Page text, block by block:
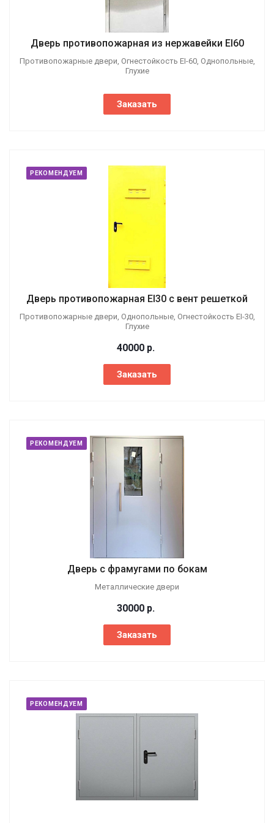
Дверь противопожарная из нержавейки EI60
Противопожарные двери, Огнестойкость EI-60, Однопольные,
Глухие
Заказать
РЕКОМЕНДУЕМ
Дверь противопожарная EI30 с вент решеткой
Противопожарные двери, Однопольные, Огнестойкость EI-30,
Глухие
40000 р.
Заказать
РЕКОМЕНДУЕМ
Дверь с фрамугами по бокам
Металлические двери
30000 р.
Заказать
РЕКОМЕНДУЕМ